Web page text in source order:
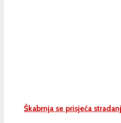
Škabrnja se prisjeća